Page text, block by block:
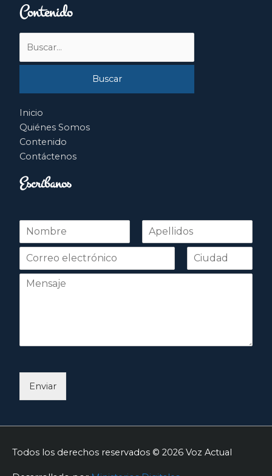
Contenido
por:
Inicio
Quiénes Somos
Contenido
Contáctenos
Escríbanos
N
m
r
Nombre Apellidos
Enviar
Todos los derechos reservados © 2026 Voz Actual